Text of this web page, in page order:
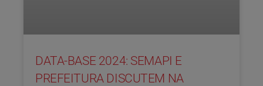
DATA-BASE 2024: SEMAPI E
PREFEITURA DISCUTEM NA